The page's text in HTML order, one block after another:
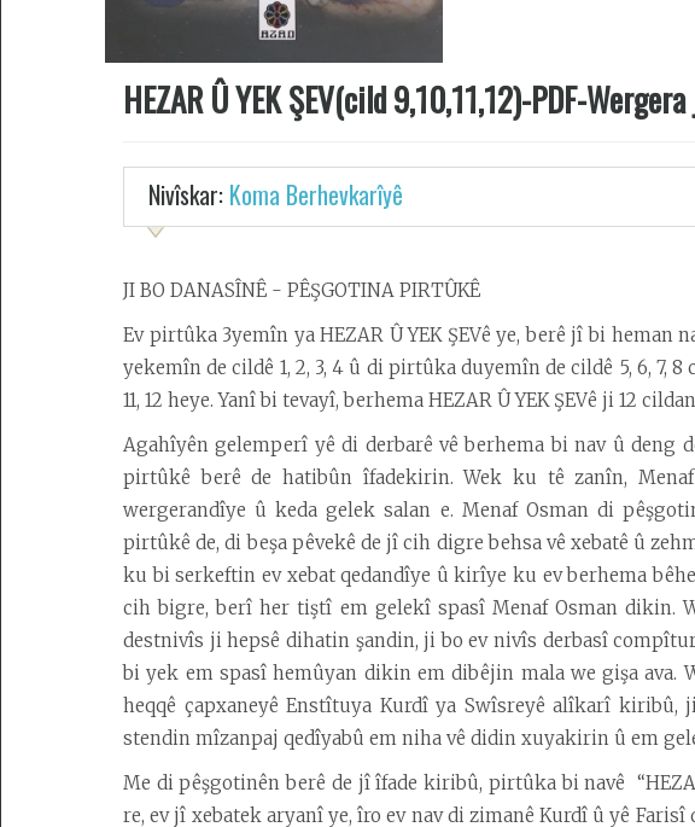
Kurdolojî
Erdnîgarî
HEZAR Û YEK ŞEV(cild 9,10,11,12)-PDF-
Nivîskar: Koma Berhevkarîyê
JI BO DANASÎNÊ - PÊŞGOTINA PIRTÛKÊ
Ev pirtûka 3yemîn ya HEZAR Û YEK ŞEVê ye, berê jî bi
yekemîn de cildê 1, 2, 3, 4 û di pirtûka duyemîn de cildê 5, 6, 7,
11, 12 heye. Yanî bi tevayî, berhema HEZAR Û YEK ŞEVê ji 12
Agahîyên gelemperî yê di derbarê vê berhema bi nav û deng
pirtûkê berê de hatibûn îfadekirin. Wek ku tê zanîn,
wergerandîye û keda gelek salan e. Menaf Osman di
pirtûkê de, di beşa pêvekê de jî cih digre behsa vê xebatê û
ku bi serkeftin ev xebat qedandîye û kirîye ku ev berhema
cih bigre, berî her tiştî em gelekî spasî Menaf Osman dikin.
destnivîs ji hepsê dihatin şandin, ji bo ev nivîs derbasî
bi yek em spasî hemûyan dikin em dibêjin mala we gişa ava.
heqqê çapxaneyê Enstîtuya Kurdî ya Swîsreyê alîkarî
stendin mîzanpaj qedîyabû em niha vê didin xuyakirin û em
Me di pêşgotinên berê de jî îfade kiribû, pirtûka bi navê
re, ev jî xebatek aryanî ye, îro ev nav di zimanê Kurdî û yê